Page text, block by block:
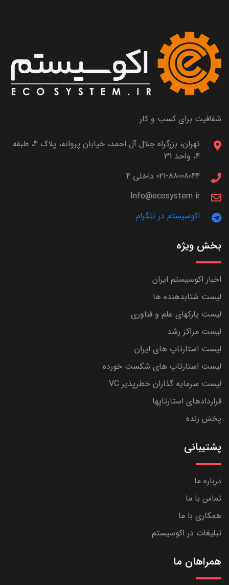
شفافیت برای کسب و کار
تهران، بزرگراه جلال آل احمد، خیابان پروانه، پلاک 4، طبقه
4، واحد 31
021-88008044 داخلی 4
Info@ecosystem.ir
اکوسیستم در تلگرام
بخش ویژه
اخبار اکوسیستم ایران
لیست شتابدهنده ها
لیست پارکهای علم و فناوری
لیست مراکز رشد
لیست استارتاپ های ایران
لیست استارتاپ های شکست خورده
لیست سرمایه گذاران خطرپذیر VC
قراردادهای استارتاپها
پخش زنده
پشتیبانی
درباره ما
تماس با ما
همکاری با ما
تبلیغات در اکوسیستم
همراهان ما